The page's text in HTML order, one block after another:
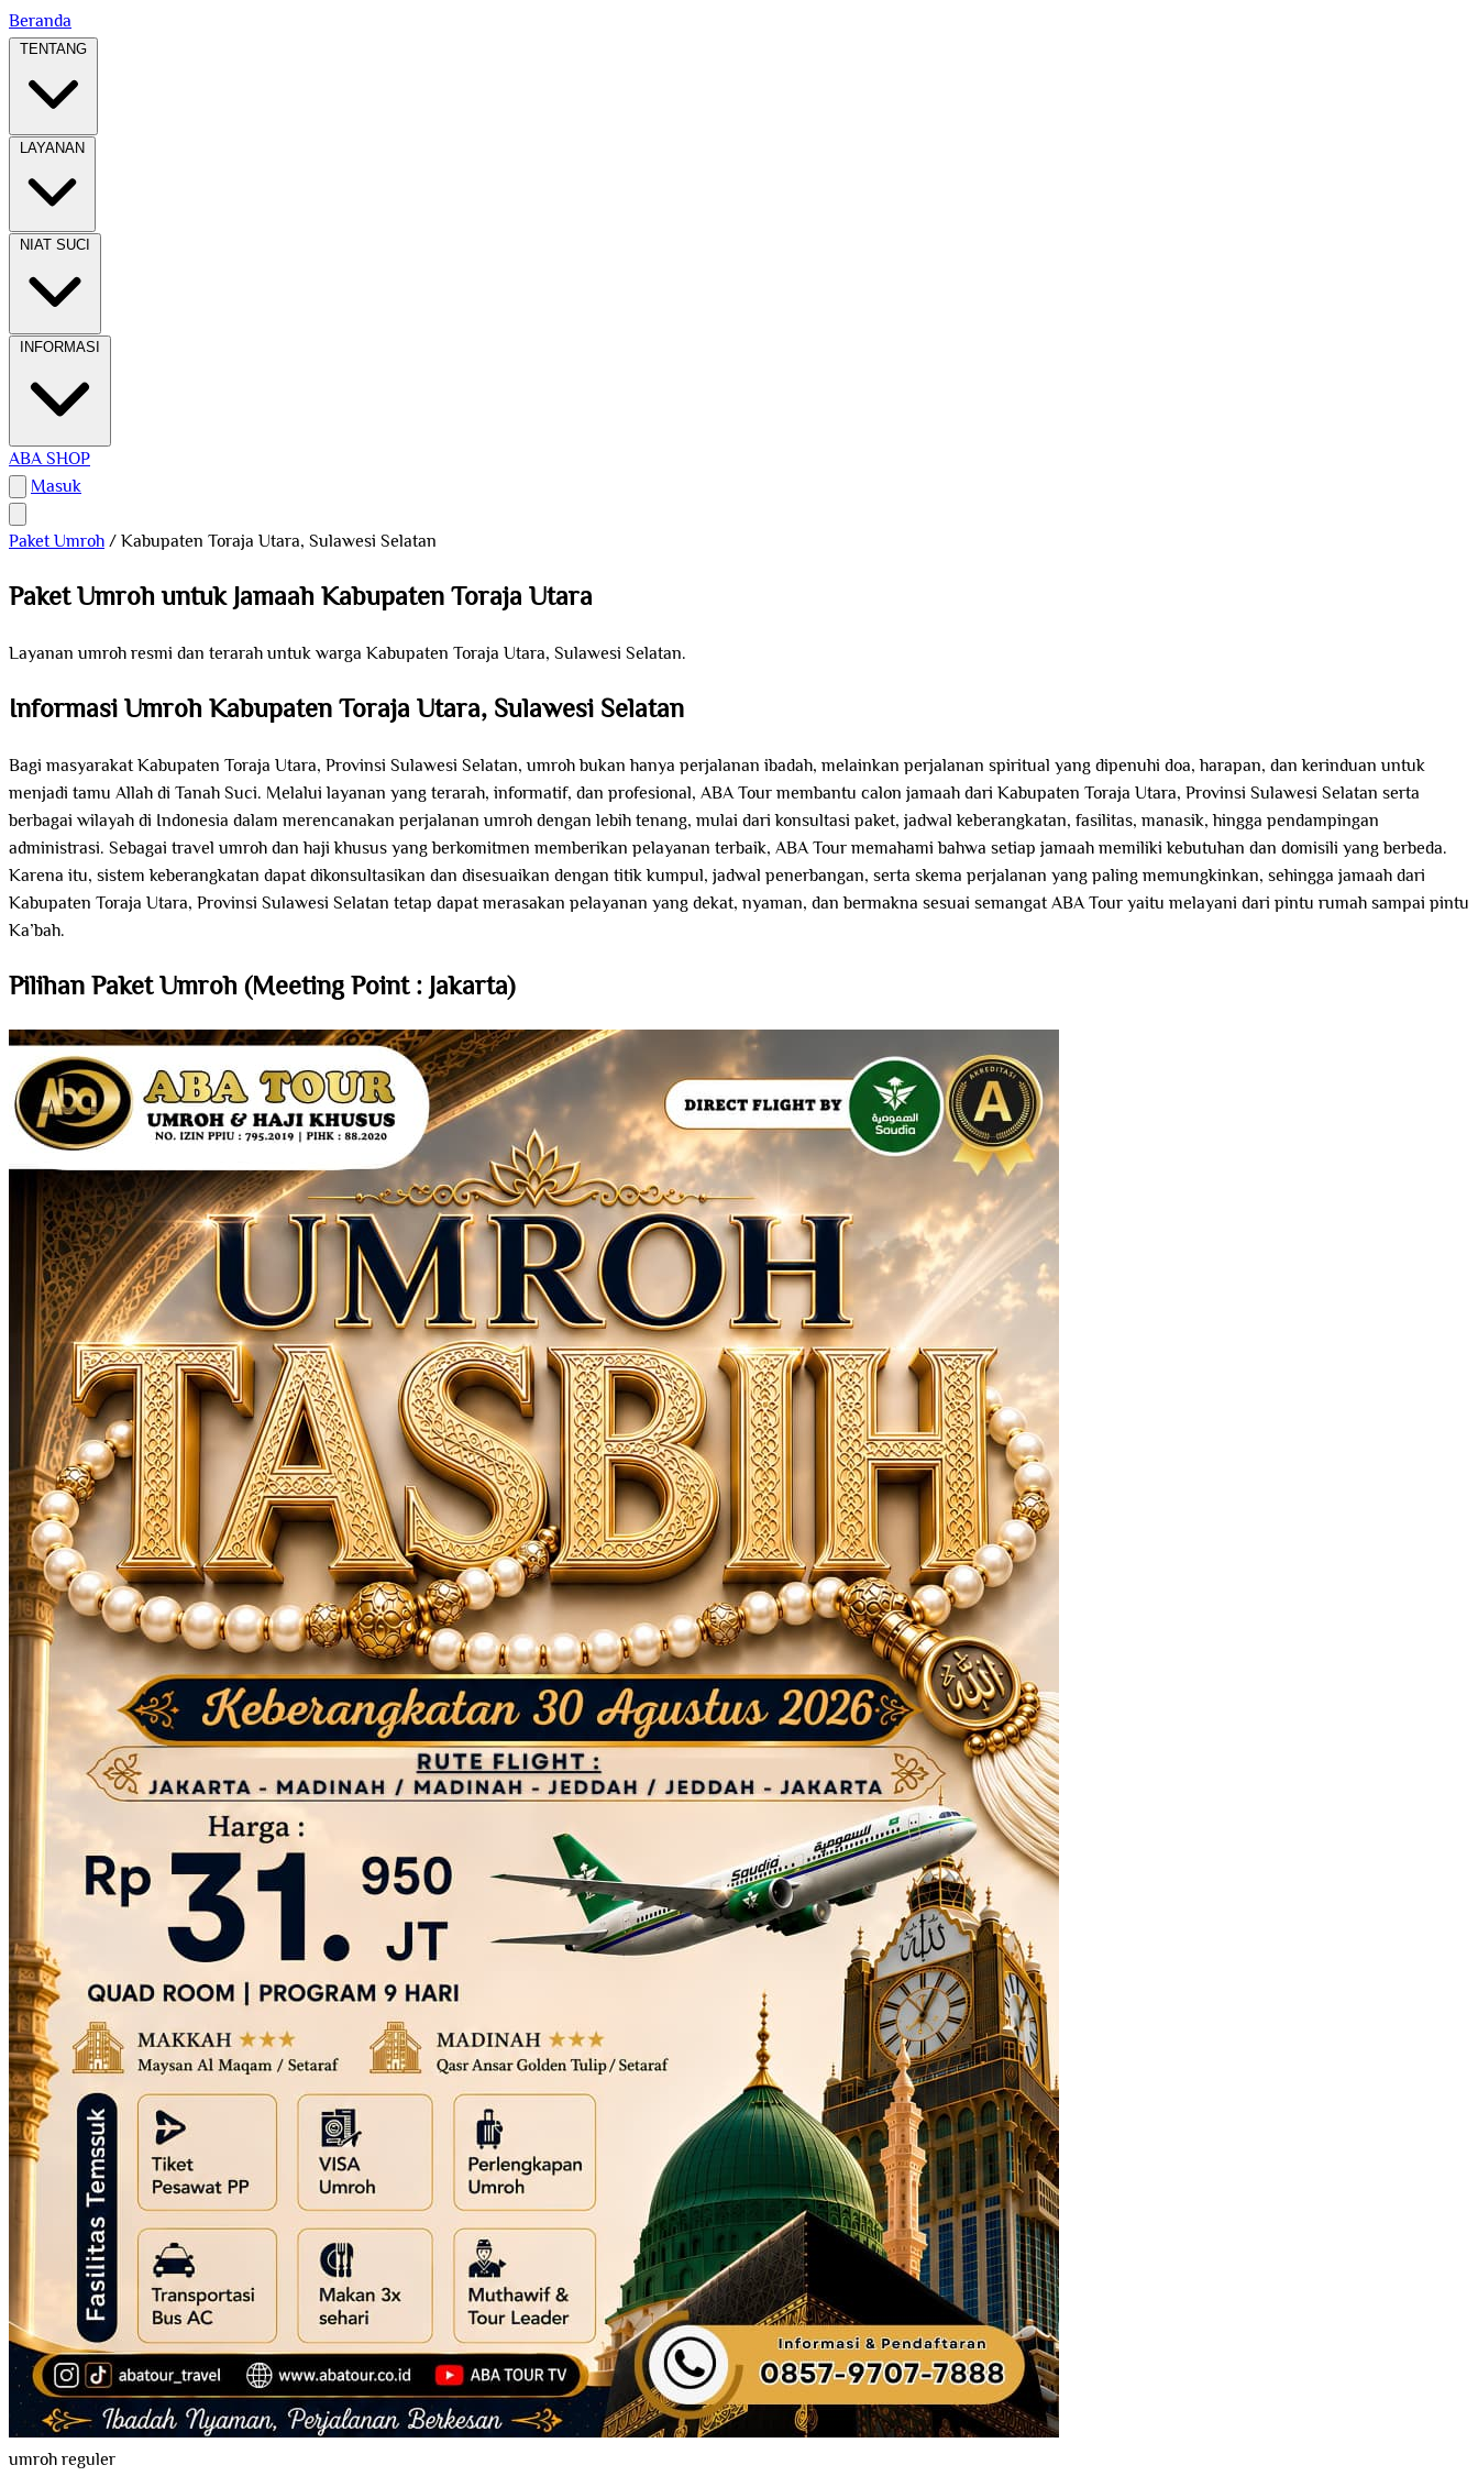
Beranda
TENTANG
LAYANAN
NIAT SUCI
INFORMASI
ABA SHOP
Masuk
Paket Umroh/Kabupaten Toraja Utara, Sulawesi Selatan
Paket Umroh untuk Jamaah Kabupaten Toraja Utara
Layanan umroh resmi dan terarah untuk warga Kabupaten Toraja Utara, Sulawesi Selatan.
Informasi Umroh Kabupaten Toraja Utara, Sulawesi Selatan
Bagi masyarakat Kabupaten Toraja Utara, Provinsi Sulawesi Selatan, umroh bukan hanya perjalanan ibadah, melainkan perjalanan spiritual yang dipenuhi doa, harapan, dan kerinduan untuk
menjadi tamu Allah di Tanah Suci. Melalui layanan yang terarah, informatif, dan profesional, ABA Tour membantu calon jamaah dari Kabupaten Toraja Utara, Provinsi Sulawesi Selatan serta
berbagai wilayah di Indonesia dalam merencanakan perjalanan umroh dengan lebih tenang, mulai dari konsultasi paket, jadwal keberangkatan, fasilitas, manasik, hingga pendampingan
administrasi. Sebagai travel umroh dan haji khusus yang berkomitmen memberikan pelayanan terbaik, ABA Tour memahami bahwa setiap jamaah memiliki kebutuhan dan domisili yang berbeda.
Karena itu, sistem keberangkatan dapat dikonsultasikan dan disesuaikan dengan titik kumpul, jadwal penerbangan, serta skema perjalanan yang paling memungkinkan, sehingga jamaah dari
Kabupaten Toraja Utara, Provinsi Sulawesi Selatan tetap dapat merasakan pelayanan yang dekat, nyaman, dan bermakna sesuai semangat ABA Tour yaitu melayani dari pintu rumah sampai pintu
Ka’bah.
Pilihan Paket Umroh (Meeting Point : Jakarta)
umroh reguler